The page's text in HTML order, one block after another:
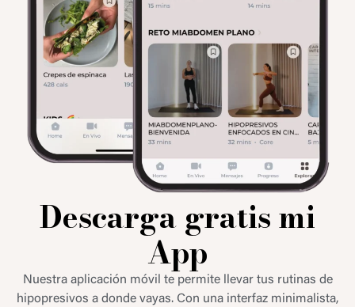
Descarga gratis mi
App
Nuestra aplicación móvil te permite llevar tus rutinas de
hipopresivos a donde vayas. Con una interfaz minimalista,